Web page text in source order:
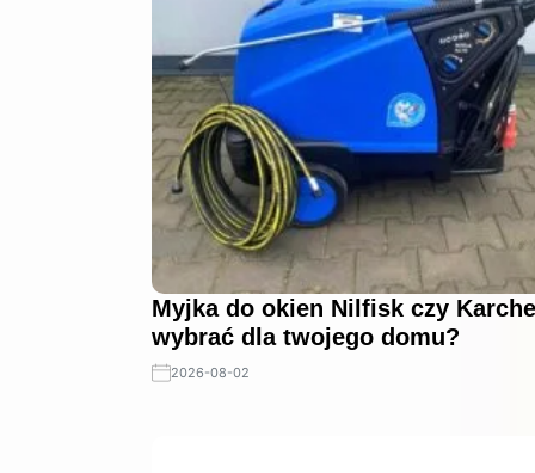
Myjka do okien Nilfisk czy
wybrać dla twojego domu?
2026-08-02